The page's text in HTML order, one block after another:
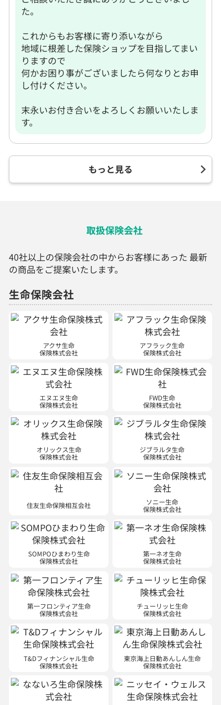
た。
これからもお客様に寄り添いながら
地域に根差した保険ショップを目指してまい
りますので
何かお困り事がございましたら何なりとお申
し付けください。
末永いお付き合いをよろしくお願いいたしま
す。
もっと見る
取扱保険会社
40社以上の保険会社の中からお客様にあった 最新
の商品をご提案いたします。
生命保険会社
アクサ生命
保険株式会社
アフラック生命
保険株式会社
エヌエヌ生命
保険株式会社
FWD生命
保険株式会社
オリックス生命
保険株式会社
ジブラルタ生命
保険株式会社
住友生命保険相互会社 ソニー生命
保険株式会社
SOMPOひまわり生命
保険株式会社
第一ネオ生命
保険株式会社
第一フロンティア生命
保険株式会社
チューリッヒ生命
保険株式会社
T&Dフィナンシャル生命
保険株式会社
東京海上日動あんしん生命
保険株式会社